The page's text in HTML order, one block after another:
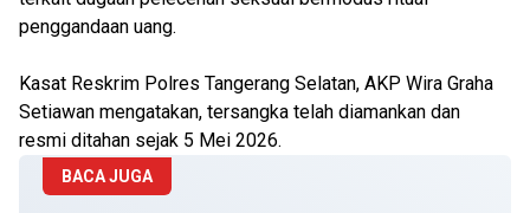
penggandaan uang.
Kasat Reskrim Polres Tangerang Selatan, AKP Wira Graha
Setiawan mengatakan, tersangka telah diamankan dan
resmi ditahan sejak 5 Mei 2026.
BACA JUGA